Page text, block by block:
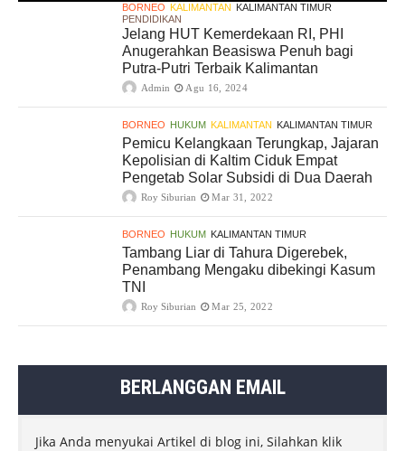
BORNEO KALIMANTAN KALIMANTAN TIMUR
PENDIDIKAN
Jelang HUT Kemerdekaan RI, PHI
Anugerahkan Beasiswa Penuh bagi
Putra-Putri Terbaik Kalimantan
Admin Agu 16, 2024
BORNEO HUKUM KALIMANTAN KALIMANTAN TIMUR
Pemicu Kelangkaan Terungkap, Jajaran
Kepolisian di Kaltim Ciduk Empat
Pengetab Solar Subsidi di Dua Daerah
Roy Siburian Mar 31, 2022
BORNEO HUKUM KALIMANTAN TIMUR
Tambang Liar di Tahura Digerebek,
Penambang Mengaku dibekingi Kasum
TNI
Roy Siburian Mar 25, 2022
BERLANGGAN EMAIL
Jika Anda menyukai Artikel di blog ini, Silahkan klik